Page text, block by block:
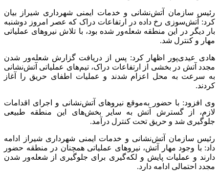
رئیس سازمان آتش‌نشانی و خدمات ایمنی شهرداری شیراز بیان
کرد: آتش‌سوزی رخ داده در ارتفاعات دراک که عصر امروز دوشنبه
بار دیگر در این منطقه شعله‌ور شده بود، با تلاش نیرو‌های عملیاتی
مهار و کنترل شد.
هادی عیدی‌پور اظهار کرد: پس از دریافت گزارش شعله‌ور شدن
مجدد آتش در بخشی از ارتفاعات دراک، تیم‌های عملیاتی آتش‌نشانی
به سرعت به محل اعزام شدند و عملیات اطفای حریق را آغاز
کردند.
وی افزود: با حضور به‌موقع نیرو‌های آتش‌نشانی و اجرای اقدامات
لازم، از گسترش آتش به سایر بخش‌های این منطقه طبیعی
جلوگیری شد و حریق تحت کنترل درآمد.
رئیس سازمان آتش‌نشانی و خدمات ایمنی شهرداری شیراز ادامه
داد: با وجود مهار آتش، نیرو‌های عملیاتی همچنان در منطقه حضور
دارند و عملیات پایش و لکه‌گیری برای جلوگیری از شعله‌ور شدن
مجدد احتمالی ادامه دارد.